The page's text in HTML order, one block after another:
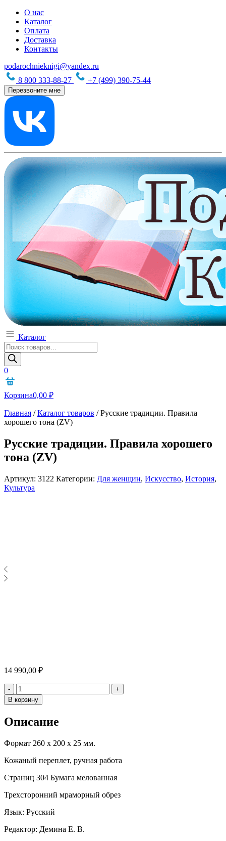
О нас
Каталог
Оплата
Доставка
Контакты
podarochnieknigi@yandex.ru
8 800 333-88-27
+7 (499) 390-75-44
Перезвоните мне
Каталог
Поиск
товаров
0
Корзина0,00 ₽
Главная /Каталог товаров /Русские традиции. Правила
хорошего тона (ZV)
Русские традиции. Правила хорошего
тона (ZV)
Артикул: 3122 Категории: Для женщин, Искусство, История,
Культура
14 990,00 ₽
- Количество
+
В корзину
Описание
Формат 260 х 200 х 25 мм.
Кожаный переплет, ручная работа
Страниц 304 Бумага мелованная
Трехсторонний мраморный обрез
Язык: Русский
Редактор: Демина Е. В.